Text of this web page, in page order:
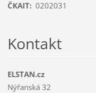
ČKAIT: 0202031
Kontakt
ELSTAN.cz
Nýřanská 32